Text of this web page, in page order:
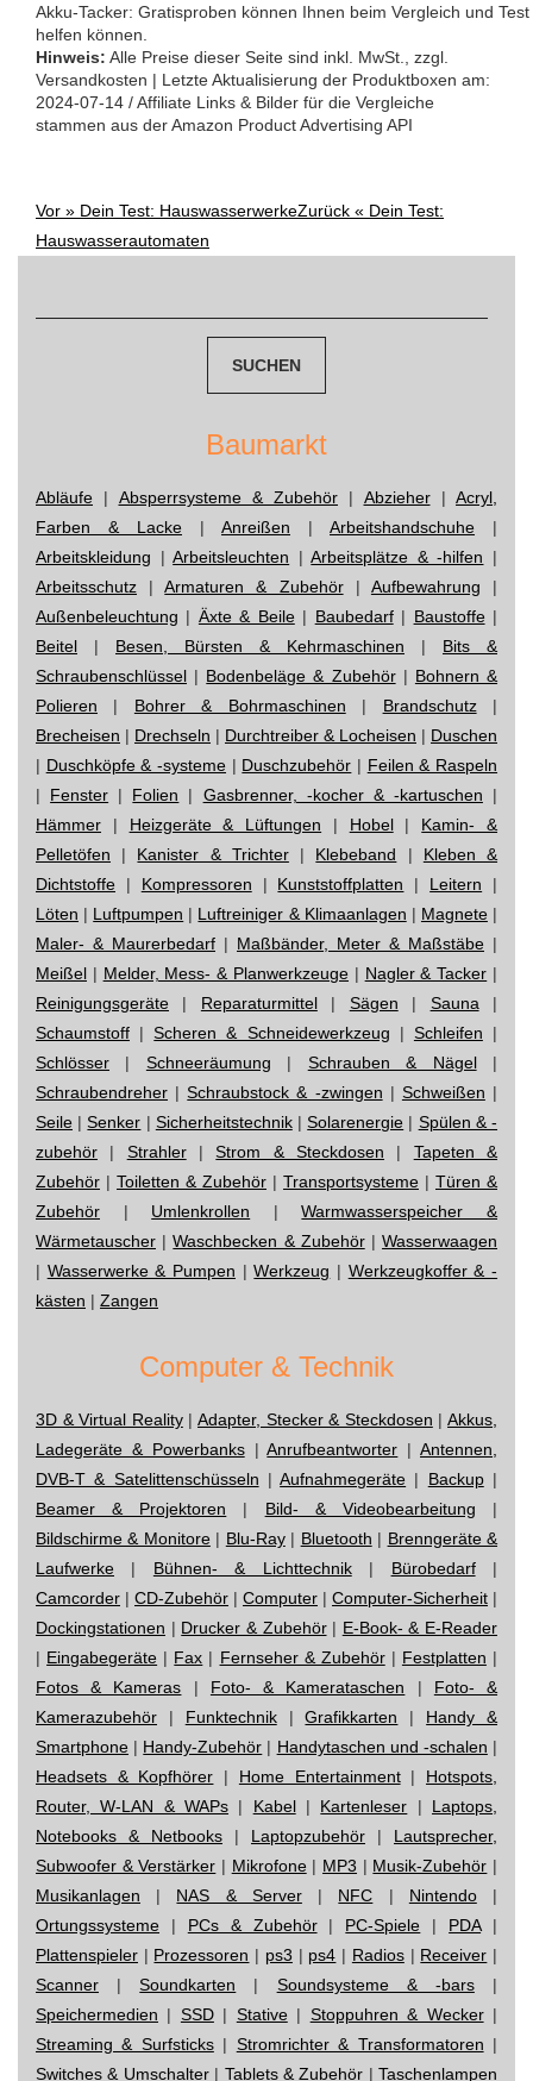
Akku-Tacker: Gratisproben können Ihnen beim Vergleich und
helfen können.
Hinweis: Alle Preise dieser Seite sind inkl. MwSt., zzgl.
Versandkosten | Letzte Aktualisierung der Produktboxen am:
2024-07-14 / Affiliate Links & Bilder für die Vergleiche
stammen aus der Amazon Product Advertising API
Post
Vor » Dein Test: HauswasserwerkeZurück « Dein Test:
Hauswasserautomaten
Baumarkt
Abläufe | Absperrsysteme & Zubehör | Abzieher| Acryl,
Farben & Lacke | Anreißen | Arbeitshandschuhe |
Arbeitskleidung |Arbeitsleuchten |Arbeitsplätze & -hilfen |
Arbeitsschutz |Armaturen & Zubehör| Aufbewahrung |
Außenbeleuchtung | Äxte & Beile| Baubedarf| Baustoffe|
Beitel | Besen, Bürsten & Kehrmaschinen | Bits &
Schraubenschlüssel | Bodenbeläge & Zubehör| Bohnern &
Polieren | Bohrer & Bohrmaschinen | Brandschutz|
Brecheisen | Drechseln | Durchtreiber & Locheisen | Duschen
| Duschköpfe & -systeme | Duschzubehör | Feilen & Raspeln
| Fenster | Folien | Gasbrenner, -kocher & -kartuschen |
Hämmer | Heizgeräte & Lüftungen | Hobel| Kamin- &
Pelletöfen | Kanister & Trichter| Klebeband | Kleben &
Dichtstoffe | Kompressoren | Kunststoffplatten | Leitern |
Löten | Luftpumpen | Luftreiniger & Klimaanlagen | Magnete|
Maler- & Maurerbedarf | Maßbänder, Meter & Maßstäbe |
Meißel | Melder, Mess- & Planwerkzeuge | Nagler & Tacker |
Reinigungsgeräte | Reparaturmittel| Sägen | Sauna |
Schaumstoff |Scheren & Schneidewerkzeug | Schleifen |
Schlösser | Schneeräumung | Schrauben & Nägel|
Schraubendreher |Schraubstock & -zwingen | Schweißen |
Seile |Senker | Sicherheitstechnik|Solarenergie | Spülen & -
zubehör | Strahler|Strom & Steckdosen | Tapeten &
Zubehör | Toiletten & Zubehör | Transportsysteme | Türen &
Zubehör | Umlenkrollen |Warmwasserspeicher &
Wärmetauscher |Waschbecken & Zubehör|Wasserwaagen
| Wasserwerke & Pumpen |Werkzeug | Werkzeugkoffer & -
kästen | Zangen
Computer & Technik
3D & Virtual Reality|Adapter, Stecker & Steckdosen |Akkus,
Ladegeräte & Powerbanks|Anrufbeantworter |Antennen,
DVB-T & Satelittenschüsseln |Aufnahmegeräte | Backup|
Beamer & Projektoren | Bild- & Videobearbeitung |
Bildschirme & Monitore| Blu-Ray| Bluetooth | Brenngeräte &
Laufwerke | Bühnen- & Lichttechnik| Bürobedarf|
Camcorder | CD-Zubehör | Computer | Computer-Sicherheit |
Dockingstationen | Drucker & Zubehör| E-Book- & E-Reader
| Eingabegeräte | Fax | Fernseher & Zubehör| Festplatten |
Fotos & Kameras | Foto- & Kamerataschen | Foto- &
Kamerazubehör | Funktechnik|Grafikkarten | Handy &
Smartphone | Handy-Zubehör | Handytaschen und -schalen |
Headsets & Kopfhörer | Home Entertainment| Hotspots,
Router, W-LAN & WAPs | Kabel| Kartenleser | Laptops,
Notebooks & Netbooks | Laptopzubehör | Lautsprecher,
Subwoofer & Verstärker | Mikrofone| MP3 | Musik-Zubehör |
Musikanlagen | NAS & Server| NFC | Nintendo|
Ortungssysteme | PCs & Zubehör| PC-Spiele | PDA|
Plattenspieler | Prozessoren | ps3 | ps4 | Radios| Receiver |
Scanner |Soundkarten | Soundsysteme & -bars|
Speichermedien | SSD| Stative| Stoppuhren & Wecker|
Streaming & Surfsticks| Stromrichter & Transformatoren |
Switches & Umschalter| Tablets & Zubehör | Taschenlampen